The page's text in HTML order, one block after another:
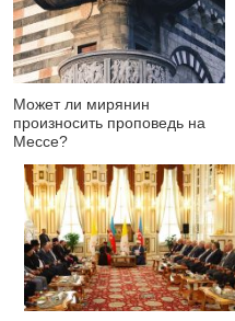
Может ли мирянин
произносить проповедь на
Мессе?